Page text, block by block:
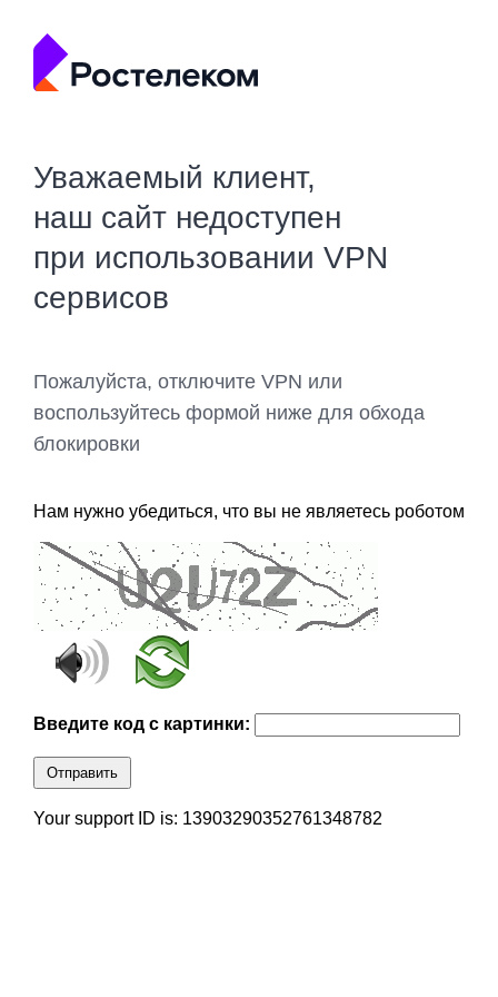
Уважаемый клиент,
наш сайт недоступен
при использовании VPN
сервисов
Пожалуйста, отключите VPN или
воспользуйтесь формой ниже для обхода
блокировки
Нам нужно убедиться, что вы не являетесь роботом
Введите код с картинки:
Отправить
Your support ID is: 13903290352761348782